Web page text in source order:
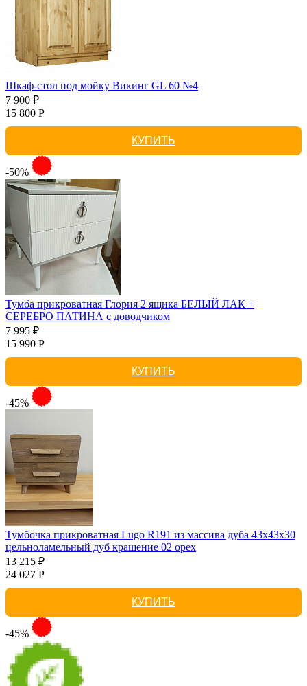
Шкаф-стол под мойку Викинг GL 60 №4
7 900 ₽
15 800 Р
КУПИТЬ
-50%
Тумба прикроватная Глория 2 ящика БЕЛЫЙ ЛАК +
СЕРЕБРО ПАТИНА с доводчиком
7 995 ₽
15 990 Р
КУПИТЬ
-45%
Тумбочка прикроватная Lugo R191 из массива дуба 43х43х30
цельноламельный дуб крашение 02 орех
13 215 ₽
24 027 Р
КУПИТЬ
-45%